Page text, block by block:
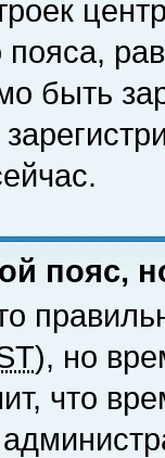
пояса,
быть
пояс,
), но
что